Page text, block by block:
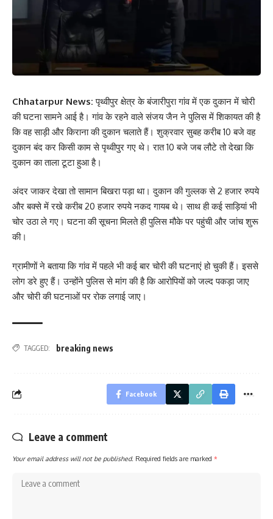
Chhatarpur News:पृथ्वीपुर क्षेत्र के बंजारीपुरा गांव में एक दुकान में चोरी
की घटना सामने आई है। गांव के रहने वाले संजय जैन ने पुलिस में शिकायत की है
कि वह साड़ी और किराना की दुकान चलाते हैं। शुक्रवार सुबह करीब 10 बजे वह
दुकान बंद कर किसी काम से पृथ्वीपुर गए थे। रात 10 बजे जब लौटे तो देखा कि
दुकान का ताला टूटा हुआ है।
अंदर जाकर देखा तो सामान बिखरा पड़ा था। दुकान की गुल्लक से 2 हजार रुपये
और बक्से में रखे करीब 20 हजार रुपये नकद गायब थे। साथ ही कई साड़ियां भी
चोर उठा ले गए। घटना की सूचना मिलते ही पुलिस मौके पर पहुंची और जांच शुरू
की।
ग्रामीणों ने बताया कि गांव में पहले भी कई बार चोरी की घटनाएं हो चुकी हैं। इससे
लोग डरे हुए हैं। उन्होंने पुलिस से मांग की है कि आरोपियों को जल्द पकड़ा जाए
और चोरी की घटनाओं पर रोक लगाई जाए।
TAGGED: breaking news
Facebook
Leave a comment
Your email address will not be published. Required fields are marked *